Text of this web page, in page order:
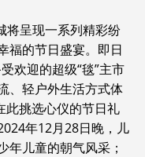
将呈现一系列精彩纷
福的节日盛宴。即日
欢迎的超级“毯”主市
、轻户外生活方式体
此挑选心仪的节日礼
年12月28日晚，儿
年儿童的朝气风采；